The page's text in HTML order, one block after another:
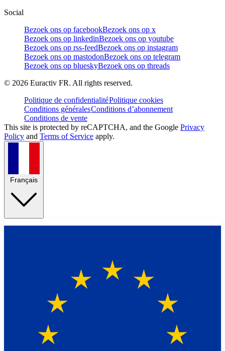
Social
Bezoek ons op facebookBezoek ons op x
Bezoek ons op linkedinBezoek ons op youtube
Bezoek ons op rss-feedBezoek ons op instagram
Bezoek ons op mastodonBezoek ons op telegram
Bezoek ons op blueskyBezoek ons op threads
© 2026 Euractiv FR. All rights reserved.
Politique de confidentialitéPolitique cookies
Conditions généralesConditions d’abonnement
Conditions de vente
This site is protected by reCAPTCHA, and the Google Privacy
Policy and Terms of Service apply.
Français